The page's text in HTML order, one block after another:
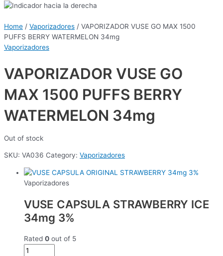
Home / Vaporizadores / VAPORIZADOR VUSE GO MAX 1500
PUFFS BERRY WATERMELON 34mg
Vaporizadores
VAPORIZADOR VUSE GO
MAX 1500 PUFFS BERRY
WATERMELON 34mg
Out of stock
SKU: VA036 Category: Vaporizadores
Vaporizadores
VUSE CAPSULA STRAWBERRY ICE
34mg 3%
Rated 0 out of 5